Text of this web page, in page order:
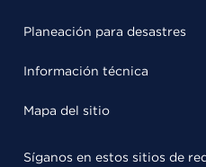
Planeación para desastres
Información técnica
Mapa del sitio
Síganos en estos sitios de